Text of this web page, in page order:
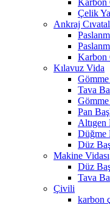
Karbon
Çelik
Ankraj
Karbon
Kılavuz Vida
Tava
Gömme
Pan
Altıgen
Düğme
Düz
Makine Vidası
Düz
Tava
Çivili
karbon